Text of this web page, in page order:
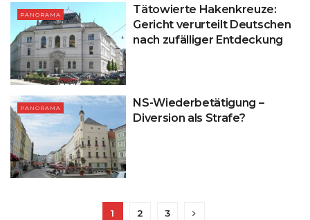
PANORAMA
Tätowierte Hakenkreuze:
Gericht verurteilt Deutschen
nach zufälliger Entdeckung
PANORAMA
NS-Wiederbetätigung –
Diversion als Strafe?
1 2 3